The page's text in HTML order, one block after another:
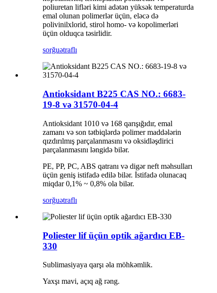
poliuretan lifləri kimi adətən yüksək temperaturda
emal olunan polimerlər üçün, eləcə də
polivinilxlorid, stirol homo- və kopolimerləri
üçün olduqca təsirlidir.
sorğuətraflı
Antioksidant B225 CAS NO.: 6683-
19-8 və 31570-04-4
Antioksidant 1010 və 168 qarışığıdır, emal
zamanı və son tətbiqlərdə polimer maddələrin
qızdırılmış parçalanmasını və oksidləşdirici
parçalanmasını ləngidə bilər.
PE, PP, PC, ABS qatranı və digər neft məhsulları
üçün geniş istifadə edilə bilər. İstifadə olunacaq
miqdar 0,1% ~ 0,8% ola bilər.
sorğuətraflı
Poliester lif üçün optik ağardıcı EB-
330
Sublimasiyaya qarşı əla möhkəmlik.
Yaxşı mavi, açıq ağ rəng.